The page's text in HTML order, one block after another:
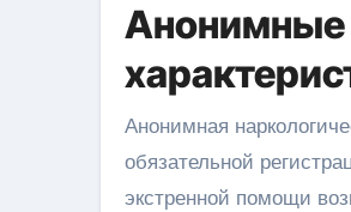
Анонимные
Анонимная наркологическая помощь предназначена для лиц, ищущих лечение зависимостей без
обязательной
экстренной помощи